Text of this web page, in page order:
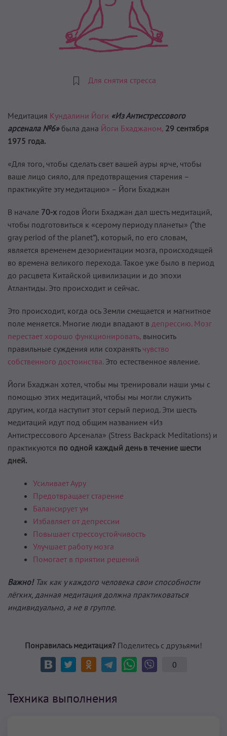
Для снятия стресса
Медитация Кундалини Йоги «Из Антистрессового
арсенала №6»была дана Йоги Бхаджаном, 29 сентября
1975 года.
«Для того, чтобы сделать свет вашей ауры ярче, чтобы
ваше лицо сияло, для предотвращения старения –
практикуйте эту медитацию» – Йоги Бхаджан
В начале 70-х годов Йоги Бхаджан дал шесть медитаций,
чтобы подготовиться к «серому периоду планеты» (“the
gray period of the planet”), который, по его словам,
является временем дезориентации мозга, происходящей
во времена великого перехода. Такое уже было в период
до расцвета Китайской цивилизации и до эпохи
Атлантиды. Это происходит и сейчас.
Это происходит, когда ось Земли смещается и магнитное
поле меняется. Многие люди впадают в депрессию. Мозг
перестает хорошо функционировать, выносить
правильные суждения или сохранять чувство
собственного достоинства.Это естественное явление.
Йоги Бхаджан хотел, чтобы мы тренировали наши умы с
помощью этих медитаций, чтобы мы могли служить
другим, когда наступит этот серый период. Эти шесть
медитаций идут под общим названием «Из
Антистрессового Арсенала» (Stress Backpack Meditations) и
практикуются по одной каждый день в течение шести
дней.
Усиливает Ауру
Предотвращает старение
Балансирует ум
Избавляет от депрессии
Повышает стрессоустойчивость
Улучшает работу мозга
Помогает в приятии решений
Важно!Так как у каждого человека свои способности
лёгких, данная медитация должна практиковаться
индивидуально, а не в группе.
Понравилась медитация? Поделитесь с друзьями!
0
Техника выполнения